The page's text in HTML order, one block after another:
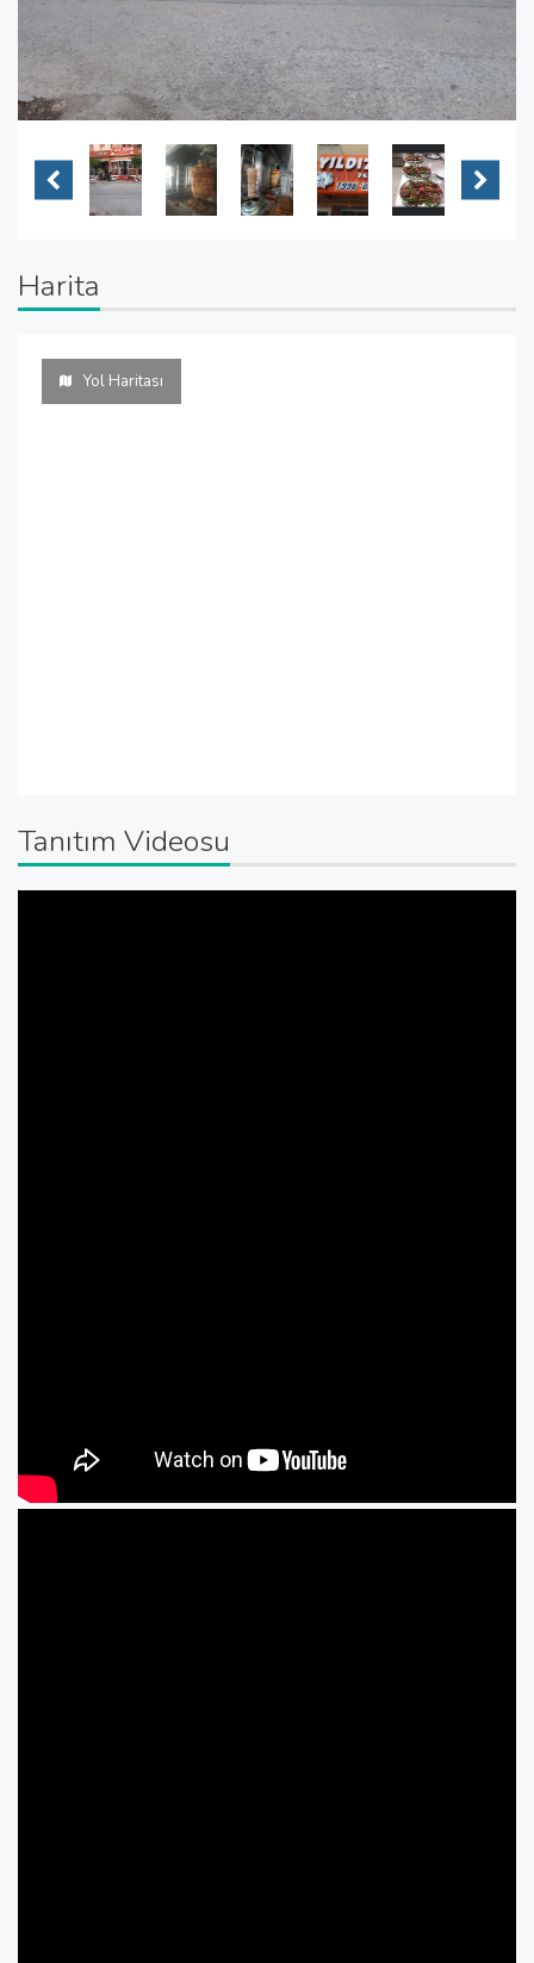
Harita
Yol Haritası
Tanıtım Videosu